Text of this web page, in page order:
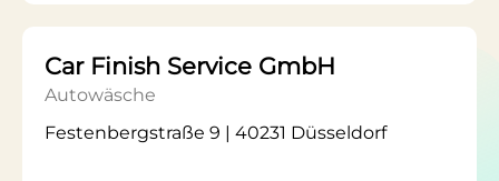
Car Finish Service GmbH
Autowäsche
Festenbergstraße 9 | 40231 Düsseldorf